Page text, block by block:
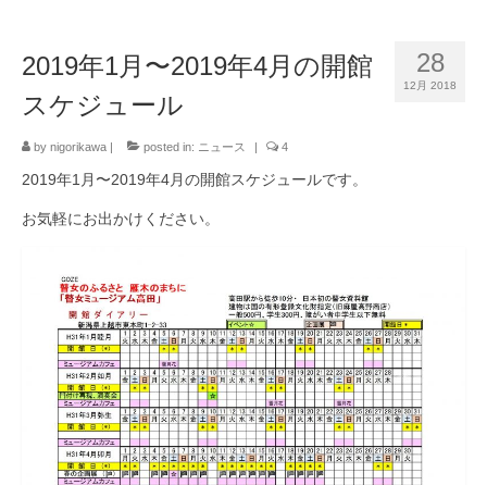
ニュース
イベント
瞽女ゆかりの地
瞽女ミュージアム高田について
入会のご案内
お問合せ
アクセス
28
12月 2018
2019年1月〜2019年4月の開館
スケジュール
by nigorikawa | posted in: ニュース | 4
2019年1月〜2019年4月の開館スケジュールです。
お気軽にお出かけください。